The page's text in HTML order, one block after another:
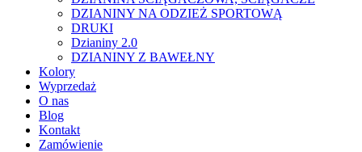
DZIANINY NA ODZIEŻ SPORTOWĄ
DRUKI
Dzianiny 2.0
DZIANINY Z BAWEŁNY
Kolory
Wyprzedaż
O nas
Blog
Kontakt
Zamówienie